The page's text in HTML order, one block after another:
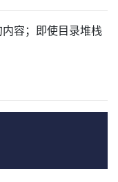
容；即使目录堆栈